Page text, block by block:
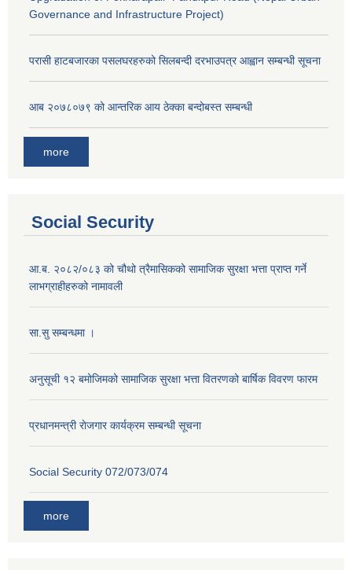
Governance and Infrastructure Project)
परासी हाटबजारका पसलघरहरुको सिलबन्दी दरभाउपत्र आह्वान सम्बन्धी सूचना
आ‍ब २०७८०७९ को आन्तरिक आय ठेक्का बन्दोबस्त सम्बन्धी
more
Social Security
आ.ब. २०८२/०८३ को चौथो त्रैमासिकको सामाजिक सुरक्षा भत्ता प्राप्त गर्ने
लाभग्राहीहरुको नामावली
सा.सु सम्बन्धमा ।
अनुसूची १२ बमोजिमको सामाजिक सुरक्षा भत्ता वितरणको बार्षिक विवरण फारम
प्रधानमन्त्री राेजगार कार्यक्रम सम्बन्धी सूचना
Social Security 072/073/074
more